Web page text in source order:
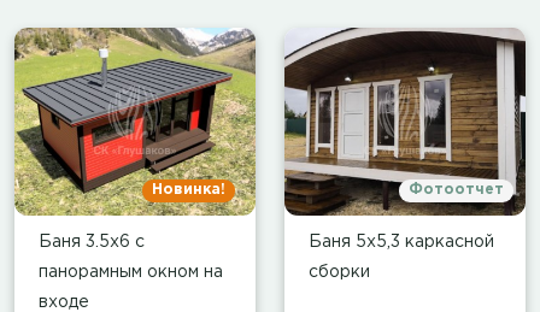
Новинка!
Баня 3.5х6 с
панорамным окном на
входе
Фотоотчет
Баня 5х5,3 каркасной
сборки